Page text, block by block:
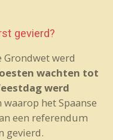
gevierd?
Grondwet werd
wachten tot
werd
het Spaanse
een referendum
gevierd.